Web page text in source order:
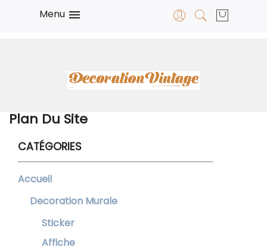
Menu 
Plan Du Site
CATÉGORIES
Accueil
Decoration Murale
Sticker
Affiche